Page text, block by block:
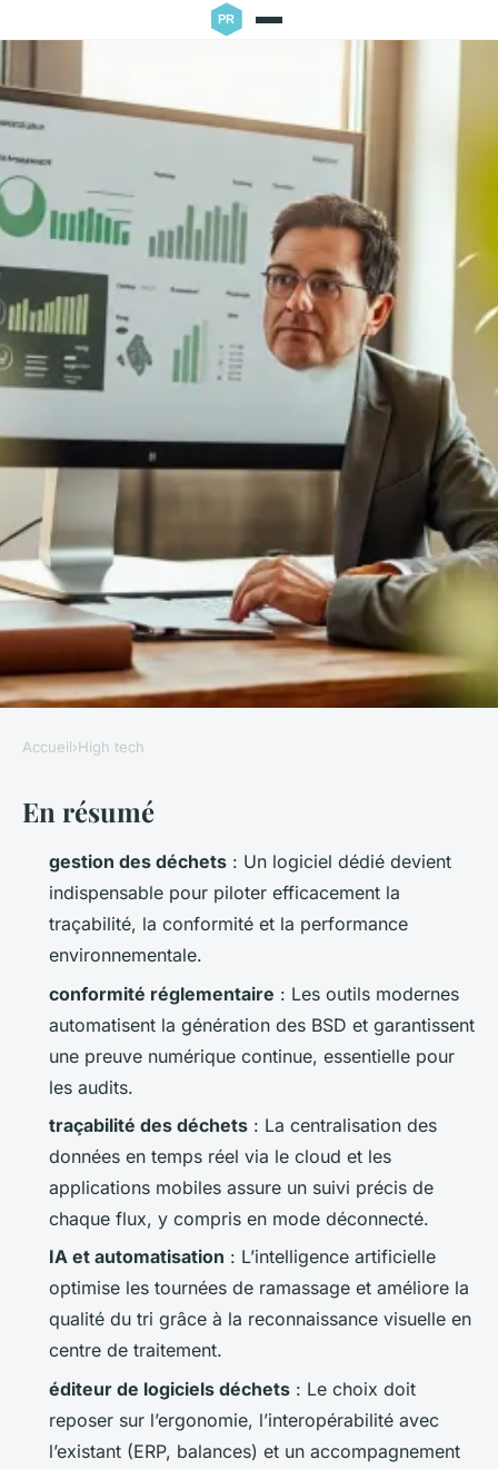
HIGH TECH
Top logiciels pour optimiser la
gestion des déchets en 2023
Bona•30/03/2026 13:49 •10 min de lecture
Accueil›High tech
En résumé
gestion des déchets : Un logiciel dédié devient
indispensable pour piloter efficacement la
traçabilité, la conformité et la performance
environnementale.
conformité réglementaire : Les outils modernes
automatisent la génération des BSD et garantissent
une preuve numérique continue, essentielle pour
les audits.
traçabilité des déchets : La centralisation des
données en temps réel via le cloud et les
applications mobiles assure un suivi précis de
chaque flux, y compris en mode déconnecté.
IA et automatisation : L’intelligence artificielle
optimise les tournées de ramassage et améliore la
qualité du tri grâce à la reconnaissance visuelle en
centre de traitement.
éditeur de logiciels déchets : Le choix doit
reposer sur l’ergonomie, l’interopérabilité avec
l’existant (ERP, balances) et un accompagnement